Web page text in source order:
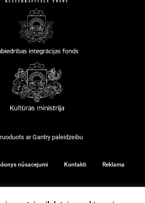
arGantry paleidzeibu
nūsacejumi Kontakti Reklama